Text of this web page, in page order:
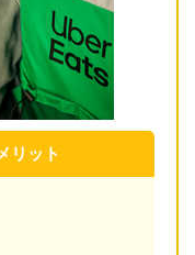
リット